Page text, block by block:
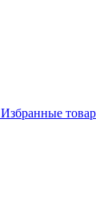
Избранные